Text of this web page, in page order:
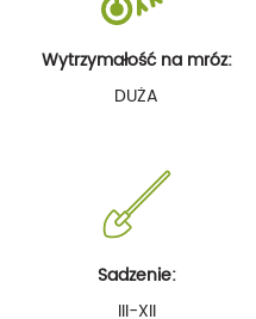
Wytrzymałość na mróz:
DUŻA
Sadzenie:
III-XII